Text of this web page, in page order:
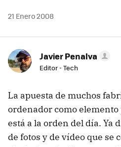
21 Enero 2008
Javier Penalva
Editor - Tech
La apuesta de muchos
ordenador como
está a la orden del día. Ya
de fotos y de vídeo que se